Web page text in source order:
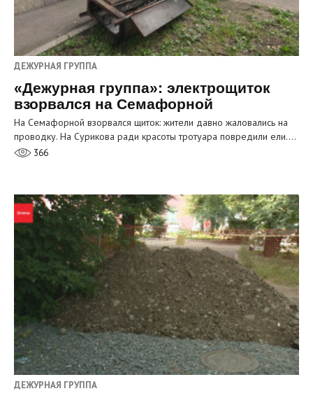
ДЕЖУРНАЯ ГРУППА
«Дежурная группа»: электрощиток
взорвался на Семафорной
На Семафорной взорвался щиток: жители давно жаловались на
проводку. На Сурикова ради красоты тротуара повредили ели.…
366
ДЕЖУРНАЯ ГРУППА